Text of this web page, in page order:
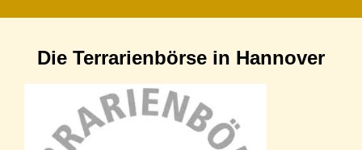
Die Terrarienbörse in Hannover